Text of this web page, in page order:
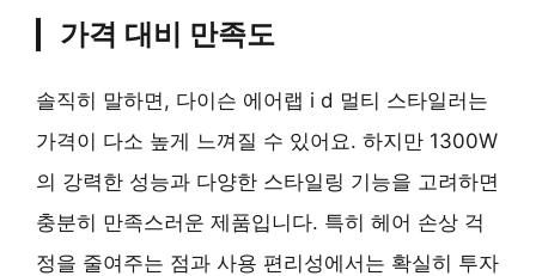
가격 대비 만족도
솔직히 말하면, 다이슨 에어랩 i d 멀티 스타일러는
가격이 다소 높게 느껴질 수 있어요. 하지만 1300W
의 강력한 성능과 다양한 스타일링 기능을 고려하면
충분히 만족스러운 제품입니다. 특히 헤어 손상 걱
정을 줄여주는 점과 사용 편리성에서는 확실히 투자